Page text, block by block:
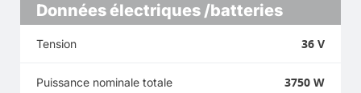
Données électriques /batteries
Tension 36 V
Puissance nominale totale 3750 W